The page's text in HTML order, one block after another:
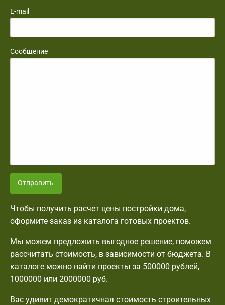
E-mail
Сообщение
Отправить
Чтобы получить расчет цены постройки дома,
оформите заказ из каталога готовых проектов.
Мы можем предложить выгодное решение, поможем
рассчитать стоимость, в зависимости от бюджета. В
каталоге можно найти проекты за 500000 рублей,
1000000 или 2000000 руб.
Вас удивит демократичная стоимость строительных